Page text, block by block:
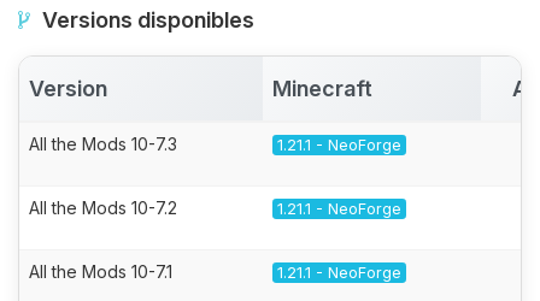
Versions disponibles
Version Minecraft
All the Mods 10-7.3 1.21.1 - NeoForge
All the Mods 10-7.2 1.21.1 - NeoForge
All the Mods 10-7.1 1.21.1 - NeoForge